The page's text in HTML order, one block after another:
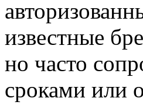
известные
но часто
сроками или